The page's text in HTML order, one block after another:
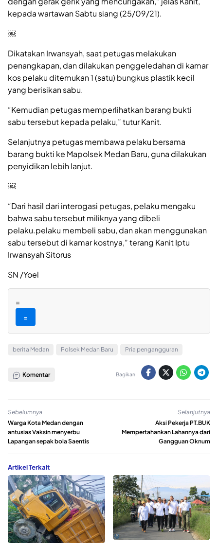
kepada wartawan Sabtu siang (25/09/21).
￼
Dikatakan Irwansyah, saat petugas melakukan
penangkapan, dan dilakukan penggeledahan di kamar
kos pelaku ditemukan 1 (satu) bungkus plastik kecil
yang berisikan sabu.
“Kemudian petugas memperlihatkan barang bukti
sabu tersebut kepada pelaku,” tutur Kanit.
Selanjutnya petugas membawa pelaku bersama
barang bukti ke Mapolsek Medan Baru, guna dilakukan
penyidikan lebih lanjut.
￼
“Dari hasil dari interogasi petugas, pelaku mengaku
bahwa sabu tersebut miliknya yang dibeli
pelaku.pelaku membeli sabu, dan akan menggunakan
sabu tersebut di kamar kostnya,” terang Kanit Iptu
Irwansyah Sitorus
SN /Yoel
=
=
berita Medan Polsek Medan Baru Pria pengangguran
Komentar Bagikan:
Sebelumnya
Warga Kota Medan dengan
antusias Vaksin menyerbu
Lapangan sepak bola Saentis
Selanjutnya
Aksi Pekerja PT.BUK
Mempertahankan Lahannya dari
Gangguan Oknum
Artikel Terkait